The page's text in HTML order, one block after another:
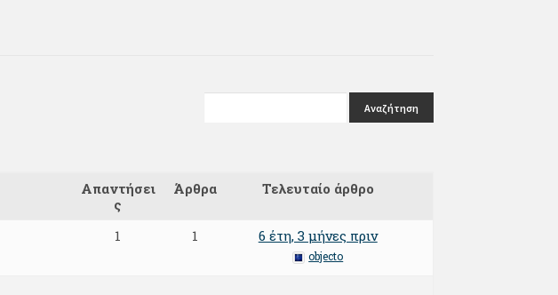
Απαντήσει
ς
Άρθρα Τελευταίο άρθρο
1 1 6 έτη, 3 μήνες πριν
objecto